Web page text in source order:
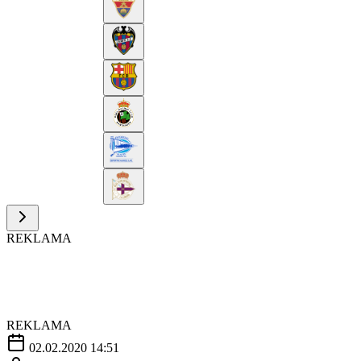
REKLAMA
REKLAMA
02.02.2020 14:51